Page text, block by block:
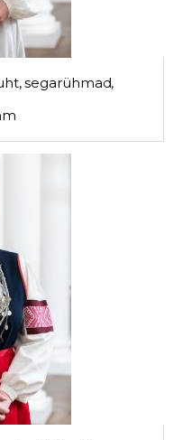
segarühmad,